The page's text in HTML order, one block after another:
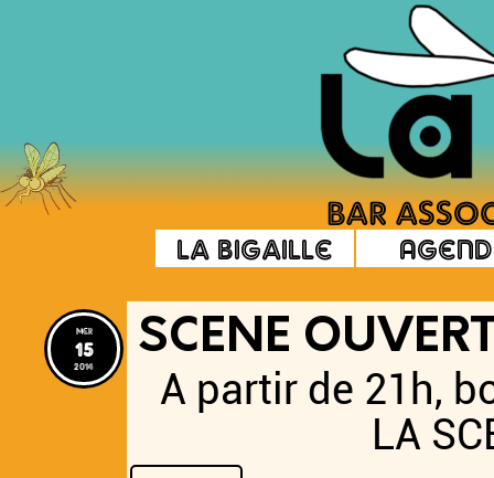
La Bigaille
mer
15
2014
SCENE
A partir de 21h,
LA